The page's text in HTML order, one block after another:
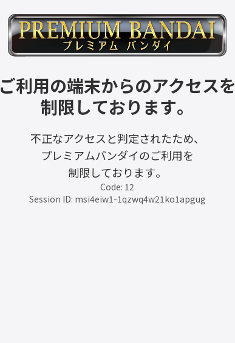
ご利用の端末からのアクセスを
制限しております。
不正なアクセスと判定されたため、
プレミアムバンダイのご利用を
制限しております。
Code: 12
Session ID: msi4eiw1-1qzwq4w21ko1apgug